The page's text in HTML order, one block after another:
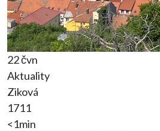
22 čvn
Aktuality
Ziková
1711
<1min